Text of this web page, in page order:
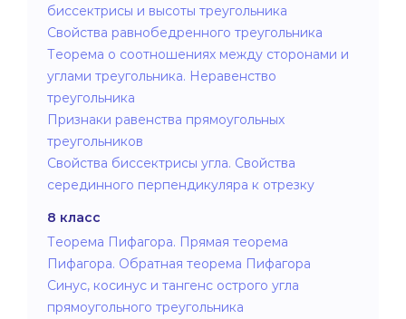
биссектрисы и высоты треугольника
Свойства равнобедренного треугольника
Теорема о соотношениях между сторонами и
углами треугольника. Неравенство
треугольника
Признаки равенства прямоугольных
треугольников
Свойства биссектрисы угла. Свойства
серединного перпендикуляра к отрезку
8 класс
Теорема Пифагора. Прямая теорема
Пифагора. Обратная теорема Пифагора
Синус, косинус и тангенс острого угла
прямоугольного треугольника